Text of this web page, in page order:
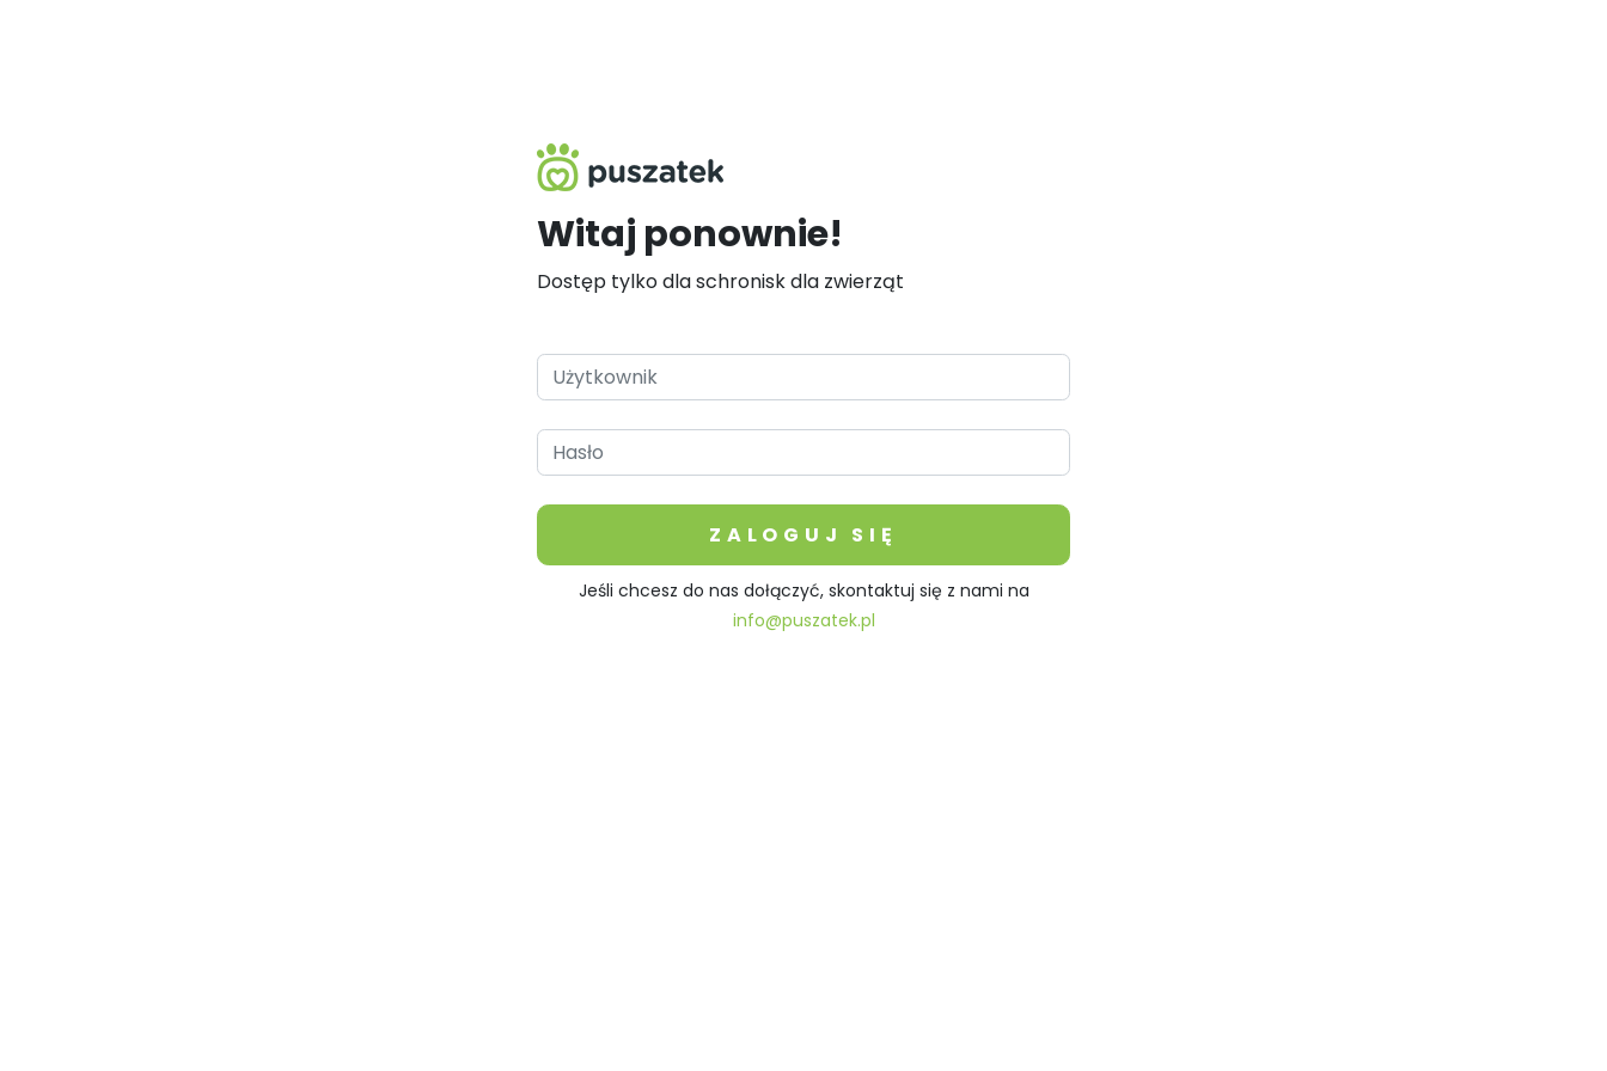
Witaj ponownie!
Dostęp tylko dla schronisk dla zwierząt
ZALOGUJ SIĘ
Jeśli chcesz do nas dołączyć, skontaktuj się z nami na
info@puszatek.pl